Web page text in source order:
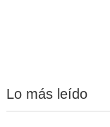
Lo más leído